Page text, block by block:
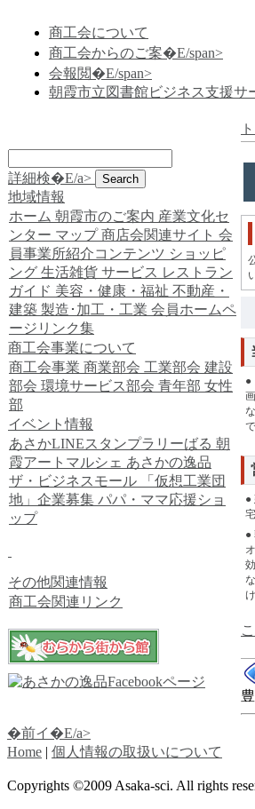
商工会について
商工会からのご案�E/span>
会報閲�E/span>
朝霞市立図書館ビジネス支援サ
詳細検�E/a>
地域情報
ホーム 朝霞市のご案内 産業文化セ
ンター マップ 商店会関連サイト 会
員事業所紹介コンテンツ ショッピ
ング 生活雑貨 サービス レストラン
ガイド 美容・健康・福祉 不動産・
建築 製造･加工・工業 会員ホームペ
ージリンク集
商工会事業について
商工会事業 商業部会 工業部会 建設
部会 環境サービス部会 青年部 女性
部
イベント情報
あさかLINEスタンプラリーばる 朝
霞アートマルシェ あさかの逸品
ザ・ビジネスモール
「仮想工業団
地」企業募集 パパ・ママ応援ショ
ップ
その他関連情報
商工会関連リンク
●
●
●
�前イ�E/a>
Home | 個人情報の取扱いについて
Copyrights ©2009 Asaka-sci. All rights